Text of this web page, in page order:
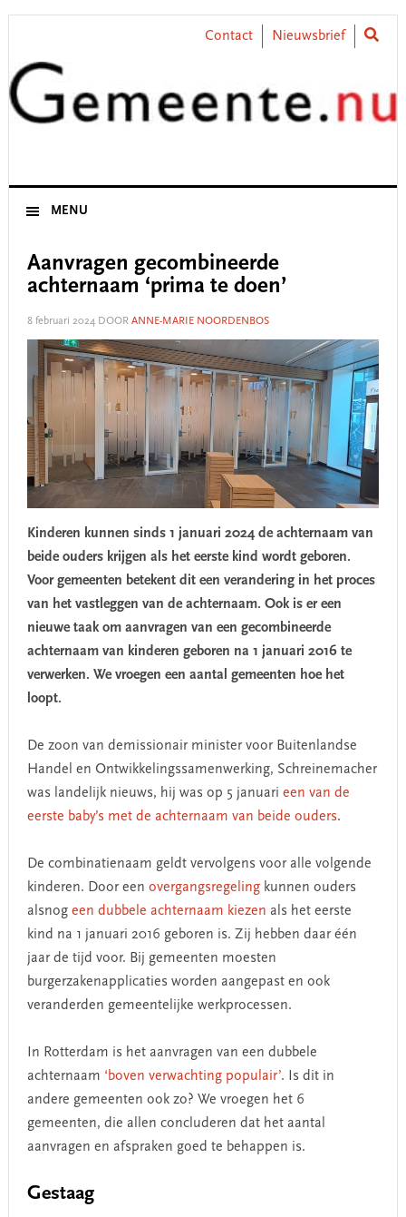
Skip
primary
navigation
Skip
content
Skip
primary
sidebar
Skip
footer
Contact Nieuwsbrief
MENU
Aanvragen gecombineerde
achternaam ‘prima te doen’
8 februari 2024DOOR ANNE-MARIE NOORDENBOS
Kinderen kunnen sinds 1 januari 2024 de achternaam van
beide ouders krijgen als het eerste kind wordt geboren.
Voor gemeenten betekent dit een verandering in het proces
van het vastleggen van de achternaam. Ook is er een
nieuwe taak om aanvragen van een gecombineerde
achternaam van kinderen geboren na 1 januari 2016 te
verwerken. We vroegen een aantal gemeenten hoe het
loopt.
De zoon van demissionair minister voor Buitenlandse
Handel en Ontwikkelingssamenwerking, Schreinemacher
was landelijk nieuws, hij was op 5 januari een van de
eerste baby’s met de achternaam van beide ouders.
De combinatienaam geldt vervolgens voor alle volgende
kinderen. Door een overgangsregelingkunnen ouders
alsnog een dubbele achternaam kiezen als het eerste
kind na 1 januari 2016 geboren is. Zij hebben daar één
jaar de tijd voor. Bij gemeenten moesten
burgerzakenapplicaties worden aangepast en ook
veranderden gemeentelijke werkprocessen.
In Rotterdam is het aanvragen van een dubbele
achternaam ‘boven verwachting populair’. Is dit in
andere gemeenten ook zo? We vroegen het 6
gemeenten, die allen concluderen dat het aantal
aanvragen en afspraken goed te behappen is.
Gestaag